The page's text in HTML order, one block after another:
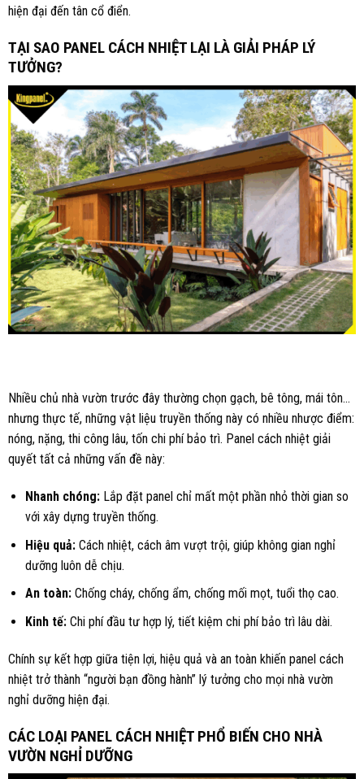
hiện đại đến tân cổ điển.
TẠI SAO PANEL CÁCH NHIỆT LẠI LÀ GIẢI PHÁP LÝ
TƯỞNG?
Nhiều chủ nhà vườn trước đây thường chọn gạch, bê tông, mái tôn…
nhưng thực tế, những vật liệu truyền thống này có nhiều nhược điểm:
nóng, nặng, thi công lâu, tốn chi phí bảo trì. Panel cách nhiệt giải
quyết tất cả những vấn đề này:
Nhanh chóng: Lắp đặt panel chỉ mất một phần nhỏ thời gian so
với xây dựng truyền thống.
Hiệu quả: Cách nhiệt, cách âm vượt trội, giúp không gian nghỉ
dưỡng luôn dễ chịu.
An toàn: Chống cháy, chống ẩm, chống mối mọt, tuổi thọ cao.
Kinh tế: Chi phí đầu tư hợp lý, tiết kiệm chi phí bảo trì lâu dài.
Chính sự kết hợp giữa tiện lợi, hiệu quả và an toàn khiến panel cách
nhiệt trở thành “người bạn đồng hành” lý tưởng cho mọi nhà vườn
nghỉ dưỡng hiện đại.
CÁC LOẠI PANEL CÁCH NHIỆT PHỔ BIẾN CHO NHÀ
VƯỜN NGHỈ DƯỠNG